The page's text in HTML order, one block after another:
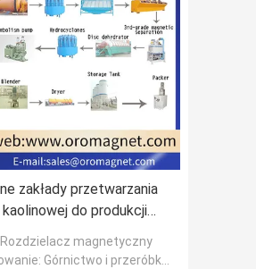
zakłady przetwarzania
do produkcji
przemysłowych
Rozdzielacz magnetyczny
: Górnictwo i przeróbka rudy